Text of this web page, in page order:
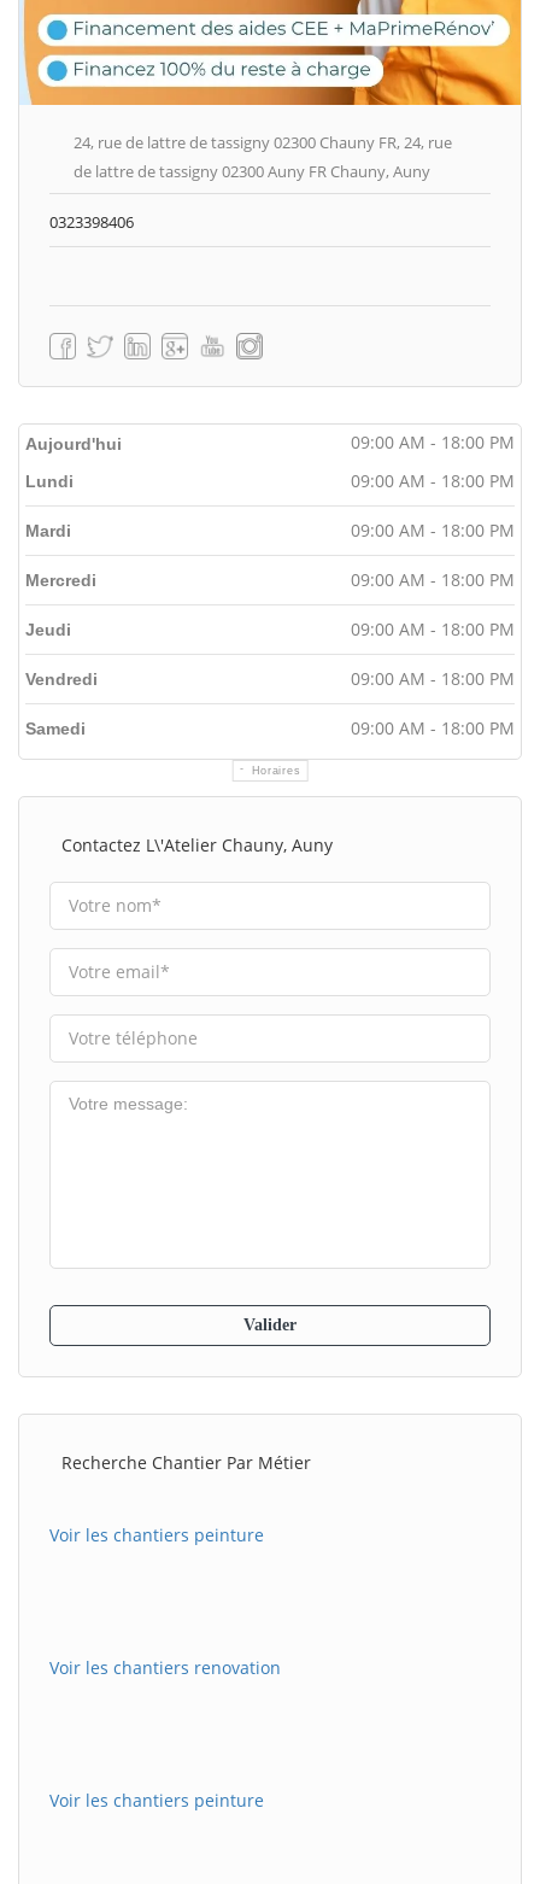
24, rue de lattre de tassigny 02300 Chauny FR, 24, rue
de lattre de tassigny 02300 Auny FR Chauny, Auny
0323398406
Aujourd'hui 09:00 AM - 18:00 PM
Horaires
Lundi 09:00 AM - 18:00 PM
Mardi 09:00 AM - 18:00 PM
Mercredi 09:00 AM - 18:00 PM
Jeudi 09:00 AM - 18:00 PM
Vendredi 09:00 AM - 18:00 PM
Samedi 09:00 AM - 18:00 PM
Contactez L\'atelier Chauny, Auny
Recherche Chantier Par Métier
Voir les chantiers peinture
Voir les chantiers renovation
Voir les chantiers peinture